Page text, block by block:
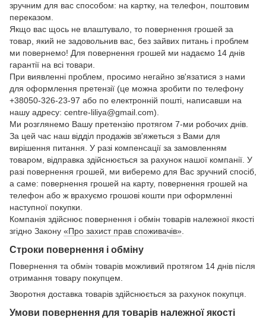
зручним для вас способом: на картку, на телефон, поштовим
переказом.
Якщо вас щось не влаштувало, то повернення грошей за
товар, який не задовольнив вас, без зайвих питань і проблем
ми повернемо! Для повернення грошей ми надаємо 14 днів
гарантії на всі товари.
При виявленні проблем, просимо негайно зв'язатися з нами
для оформлення претензії (це можна зробити по телефону
+38050-326-23-97 або по електронній пошті, написавши на
нашу адресу: centre-liliya@gmail.com).
Ми розглянемо Вашу претензію протягом 7-ми робочих днів.
За цей час наш відділ продажів зв'яжеться з Вами для
вирішення питання. У разі компенсації за замовленням
товаром, відправка здійснюється за рахунок нашої компанії. У
разі повернення грошей, ми виберемо для Вас зручний спосіб,
а саме: повернення грошей на карту, повернення грошей на
телефон або ж врахуємо грошові кошти при оформленні
наступної покупки.
Компанія здійснює повернення і обмін товарів належної якості
згідно Закону «Про захист прав споживачів»
Строки повернення і обміну
Повернення та обмін товарів можливий протягом 14 днів після
отримання товару покупцем.
Зворотня доставка товарів здійснюється за рахунок покупця.
Умови повернення для товарів належної якості